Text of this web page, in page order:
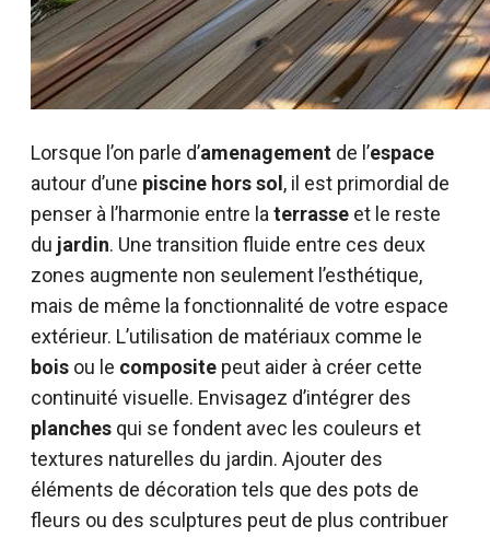
Lorsque l’on parle d’amenagement de l’espace
autour d’une piscine horssol , il est primordial de
penser à l’harmonie entre la terrasse et le reste
du jardin. Une transition fluide entre ces deux
zones augmente non seulement l’esthétique,
mais de même la fonctionnalité de votre espace
extérieur. L’utilisation de matériaux comme le
bois ou le composite peut aider à créer cette
continuité visuelle. Envisagez d’intégrer des
planches qui se fondent avec les couleurs et
textures naturelles du jardin. Ajouter des
éléments de décoration tels que des pots de
fleurs ou des sculptures peut de plus contribuer